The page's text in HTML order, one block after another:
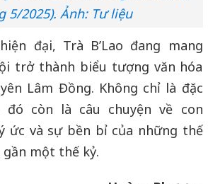
5/2025). Ảnh: Tư liệu
đại, Trà B’Lao đang mang
trở thành biểu tượng văn hóa
Lâm Đồng. Không chỉ là đặc
đó còn là câu chuyện về con
ức và sự bền bỉ của những thế
một thế kỷ.